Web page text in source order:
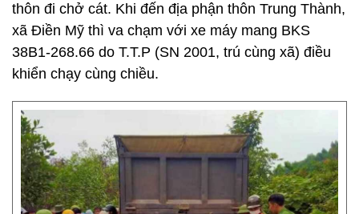
thôn đi chở cát. Khi đến địa phận thôn Trung Thành,
xã Điền Mỹ thì va chạm với xe máy mang BKS
38B1-268.66 do T.T.P (SN 2001, trú cùng xã) điều
khiển chạy cùng chiều.